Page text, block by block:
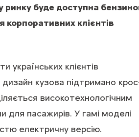
ринку буде доступна
клієнтів
клієнтів
кузова підтримано
високотехнологічним
пасажирів. У гамі моделі
електричну версію.